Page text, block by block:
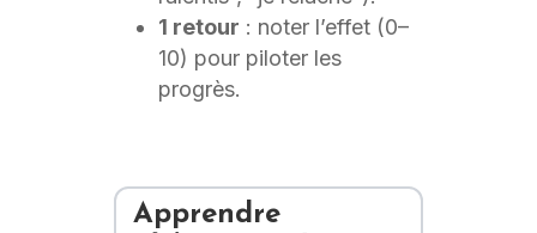
1 retour : noter l’effet (0–
10) pour piloter les
progrès.
Apprendre